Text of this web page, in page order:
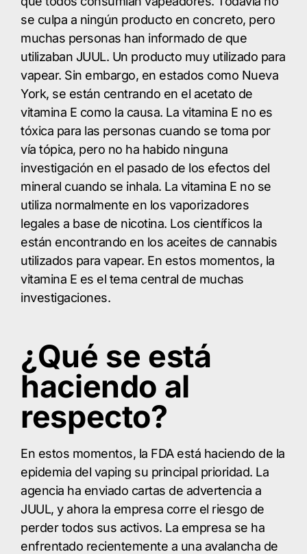
se culpa a ningún producto en concreto, pero
muchas personas han informado de que
utilizaban JUUL. Un producto muy utilizado para
vapear. Sin embargo, en estados como Nueva
York, se están centrando en el acetato de
vitamina E como la causa. La vitamina E no es
tóxica para las personas cuando se toma por
vía tópica, pero no ha habido ninguna
investigación en el pasado de los efectos del
mineral cuando se inhala. La vitamina E no se
utiliza normalmente en los vaporizadores
legales a base de nicotina. Los científicos la
están encontrando en los aceites de cannabis
utilizados para vapear. En estos momentos, la
vitamina E es el tema central de muchas
investigaciones.
¿Qué se está
haciendo al
respecto?
En estos momentos, la FDA está haciendo de la
epidemia del vaping su principal prioridad. La
agencia ha enviado cartas de advertencia a
JUUL, y ahora la empresa corre el riesgo de
perder todos sus activos. La empresa se ha
enfrentado recientemente a una avalancha de